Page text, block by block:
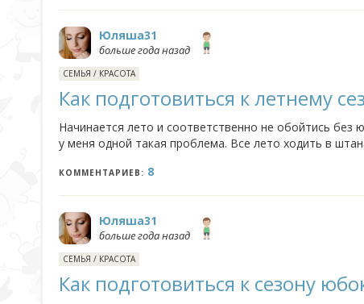
Юляша31
больше года назад
СЕМЬЯ / КРАСОТА
Как подготовиться к летнему
Начинается лето и соответственно не обойтись
у меня одной такая проблема. Все лето ходить в
КОММЕНТАРИЕВ: 8
Юляша31
больше года назад
СЕМЬЯ / КРАСОТА
Как подготовиться к сезону